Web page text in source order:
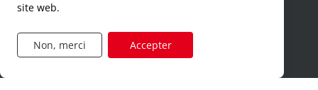
formulaire de demande d'accès
site web.
Non, merci Accepter